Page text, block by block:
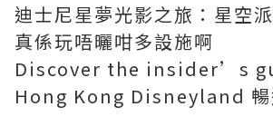
迪士尼星夢光影之旅：星空
真係玩唔曬咁多設施啊
Discover the insider’s
Hong Kong Disneyland 暢